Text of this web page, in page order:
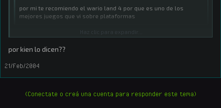
por mi te recomiendo el wario land 4 por que es uno de los
mejores juegos que vi sobre plataformas
por kien lo dicen??
21/Feb/2004
(Conectate o creá una cuenta para responder este tema)